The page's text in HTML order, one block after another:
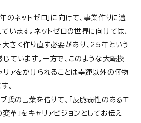
ネットゼロ」に向けて、事業作りに邁
います。ネットゼロの世界に向けては、
きく作り直す必要があり、25年という
ています。一方で、このような大転換
アをかけられることは幸運以外の何物
。
ブ氏の言葉を借りて、「反脆弱性のあるエ
革」をキャリアビジョンとしてお伝え